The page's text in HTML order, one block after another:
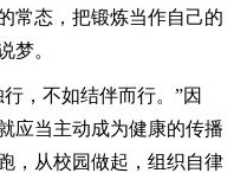
常态，把锻炼当作自己的
梦。
，不如结伴而行。”因
应当主动成为健康的传播
，从校园做起，组织自律